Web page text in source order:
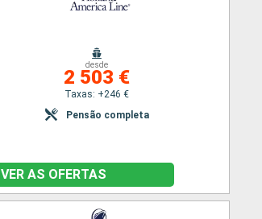
desde
2 503 €
Taxas: +246 €
Pensão completa
VER AS OFERTAS